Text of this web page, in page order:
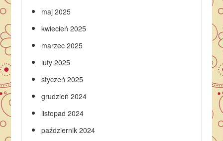
maj 2025
kwiecień 2025
marzec 2025
luty 2025
styczeń 2025
grudzień 2024
listopad 2024
październik 2024